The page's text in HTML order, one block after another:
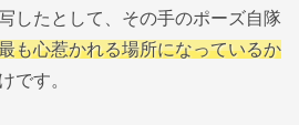
したとして、その手のポーズ自隊
も心惹かれる場所になっているか
です。